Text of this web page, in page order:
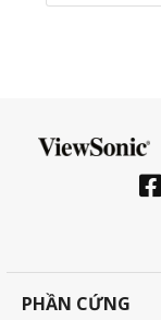
PHẦN CỨNG